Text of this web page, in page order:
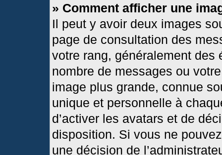
» Comment afficher une
Il peut y avoir deux images
page de consultation des
votre rang, généralement
nombre de messages ou
image plus grande, connue
unique et personnelle à
d’activer les avatars et de
disposition. Si vous ne
une décision de